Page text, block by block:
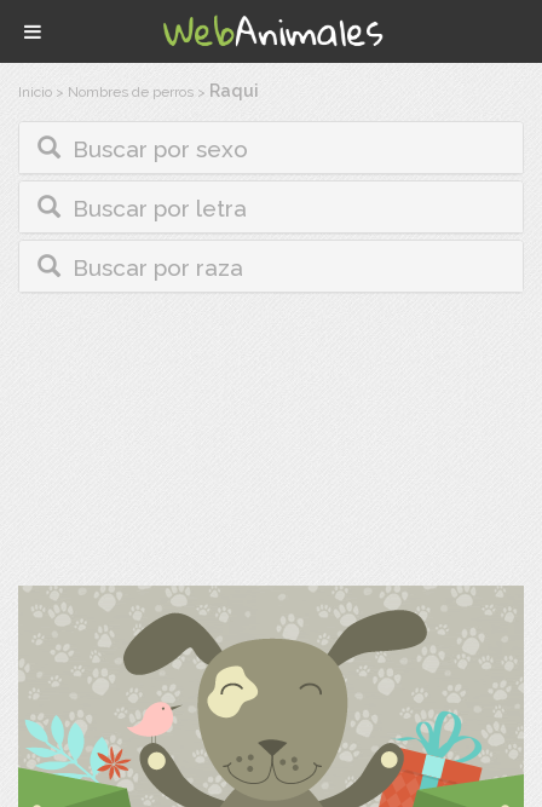
Inicio > Nombres de perros > Raqui
Buscar por sexo
Buscar por letra
Buscar por raza